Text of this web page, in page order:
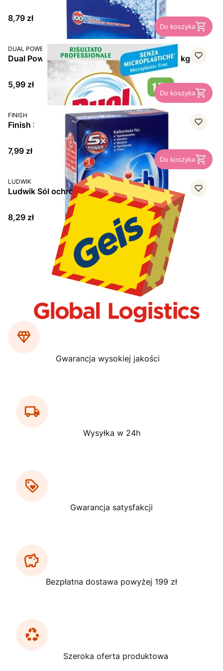
Cena
8,79 zł
Do koszyka
PRODUCENT
DUAL POWER
Dual Power Eco Greenlife, sól do zmywarki, 1 kg
Cena
5,99 zł
Do koszyka
PRODUCENT
FINISH
Finish Special Salz, sól do zmywarki, 1,2 kg
Cena
7,99 zł
Do koszyka
PRODUCENT
LUDWIK
Ludwik Sól ochronna do zmywarek 1,5 kg
Cena
8,29 zł
Strona z 1
Gwarancja wysokiej jakości
Wysyłka w 24h
Gwarancja satysfakcji
Bezpłatna dostawa powyżej 199 zł
Szeroka oferta produktowa